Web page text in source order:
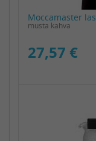
Moccamaster
musta kahva
27,57 €